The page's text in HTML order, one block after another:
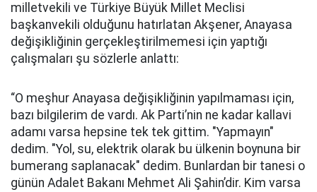
milletvekili ve Türkiye Büyük Millet Meclisi
başkanvekili olduğunu hatırlatan Akşener, Anayasa
değişikliğinin gerçekleştirilmemesi için yaptığı
çalışmaları şu sözlerle anlattı:
“O meşhur Anayasa değişikliğinin yapılmaması için,
bazı bilgilerim de vardı. Ak Parti’nin ne kadar kallavi
adamı varsa hepsine tek tek gittim. "Yapmayın"
dedim. "Yol, su, elektrik olarak bu ülkenin boynuna bir
bumerang saplanacak" dedim. Bunlardan bir tanesi o
günün Adalet Bakanı Mehmet Ali Şahin’dir. Kim varsa